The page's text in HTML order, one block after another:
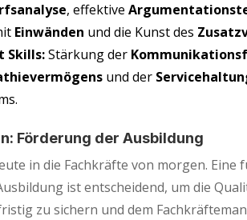
, effek­ti­ve
Ein­wän­den und die Kunst des
Skills:Stär­kung der
und der
För­de­rung der Ausbildung
in die Fach­kräf­te von mor­gen. Eine
ist ent­schei­dend, um die
zu sichern und dem